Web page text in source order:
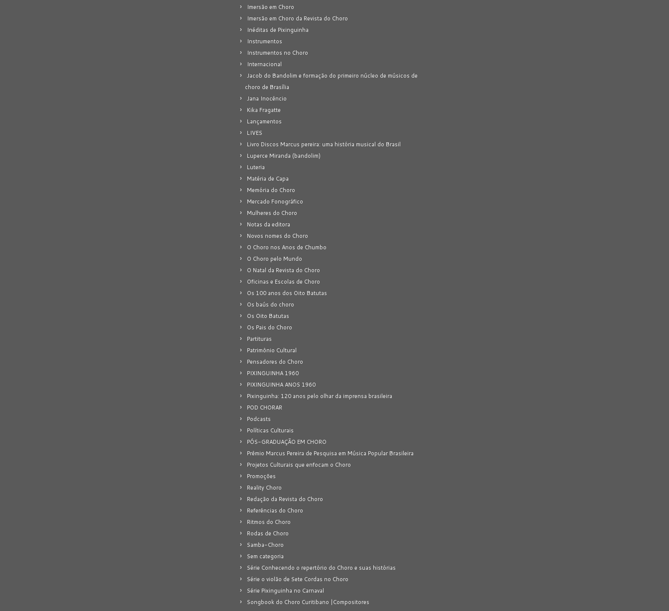
Imersão em Choro
Imersão em Choro da Revista do Choro
Inéditas de Pixinguinha
Instrumentos
Instrumentos no Choro
Internacional
Jacob do Bandolim e formação do primeiro núcleo de músicos de
choro de Brasília
Jana Inocêncio
Kika Fragatte
Lançamentos
LIVES
Livro Discos Marcus pereira: uma história musical do Brasil
Luperce Miranda (bandolim)
Luteria
Matéria de Capa
Memória do Choro
Mercado Fonográfico
Mulheres do Choro
Notas da editora
Novos nomes do Choro
O Choro nos Anos de Chumbo
O Choro pelo Mundo
O Natal da Revista do Choro
Oficinas e Escolas de Choro
Os 100 anos dos Oito Batutas
Os baús do choro
Os Oito Batutas
Os Pais do Choro
Partituras
Patrimônio Cultural
Pensadores do Choro
PIXINGUINHA 1960
PIXINGUINHA ANOS 1960
Pixinguinha: 120 anos pelo olhar da imprensa brasileira
POD CHORAR
Podcasts
Políticas Culturais
PÓS-GRADUAÇÃO EM CHORO
Prêmio Marcus Pereira de Pesquisa em Música Popular Brasileira
Projetos Culturais que enfocam o Choro
Promoções
Reality Choro
Redação da Revista do Choro
Referências do Choro
Ritmos do Choro
Rodas de Choro
Samba-Choro
Sem categoria
Série Conhecendo o repertório do Choro e suas histórias
Série o violão de Sete Cordas no Choro
Série Pixinguinha no Carnaval
Songbook do Choro Curitibano |Compositores